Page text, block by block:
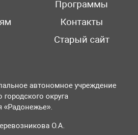
Программы
Контакты
Старый сайт
автономное учреждение
округа
«Радонежье».
О.А.